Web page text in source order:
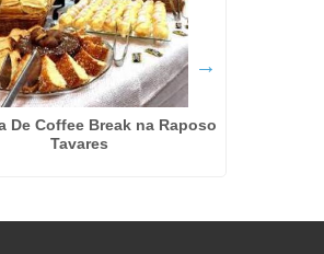
De Coffee Break na Raposo
Tavares